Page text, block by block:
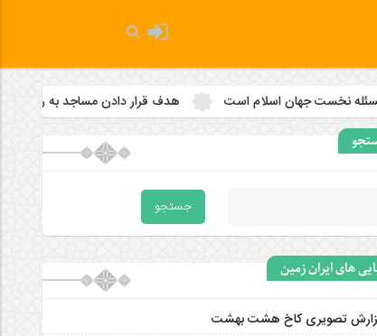
است هدف قرار دادن مساجد به رویه‌ای سازمان‌ یافته تبدیل
های ایران زمین
تصویری کاخ هشت‌ بهشت